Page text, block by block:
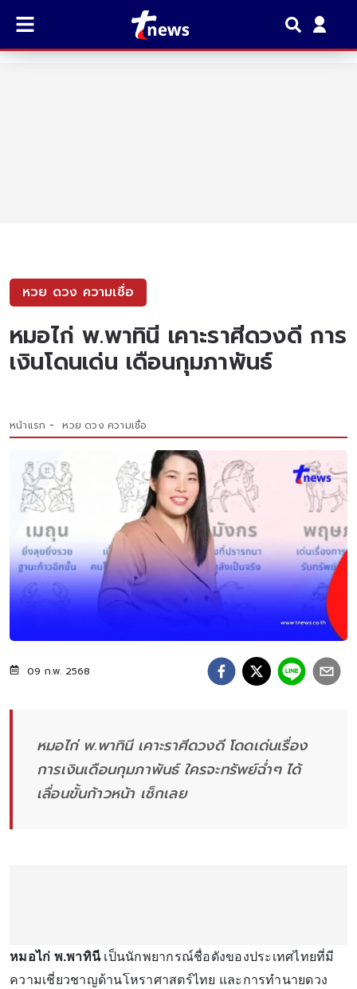
หวย ดวง ความเชื่อ
หมอไก่ พ.พาทินี เคาะราศีดวงดี การ
เงินโดนเด่น เดือนกุมภาพันธ์
หน้าแรก หวย ดวง ความเชื่อ
09 ก.พ. 2568
หมอไก่ พ.พาทินี เคาะราศีดวงดี โดดเด่นเรื่อง
การเงินเดือนกุมภาพันธ์ ใครจะทรัพย์ฉ่ำๆ ได้
เลื่อนขั้นก้าวหน้า เช็กเลย
หมอไก่ พ.พาทินีเป็นนักพยากรณ์ชื่อดังของประเทศไทยที่มี
ความเชี่ยวชาญด้านโหราศาสตร์ไทย และการทำนายดวง